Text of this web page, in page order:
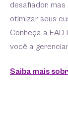
desafiador,
otimizar seus
Conheça a
você a
Saiba mais